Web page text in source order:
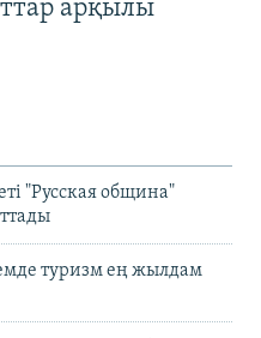
арқылы
"Русская община"
туризм ең жылдам